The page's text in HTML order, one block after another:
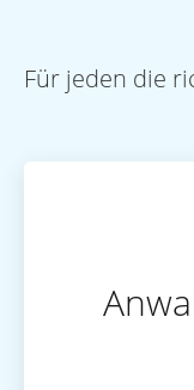
Für jeden die